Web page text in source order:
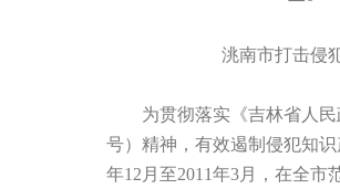
洮南市打击侵犯知识
为贯彻落实《吉林省人民
号）精神，有效遏制侵犯知
年12月至2011年3月，在全